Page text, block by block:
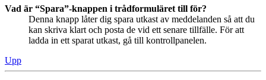
Vad är “Spara”-knappen i trådformuläret till för?
Denna knapp låter dig spara utkast av meddelanden så att du
kan skriva klart och posta de vid ett senare tillfälle. För att
ladda in ett sparat utkast, gå till kontrollpanelen.
Upp